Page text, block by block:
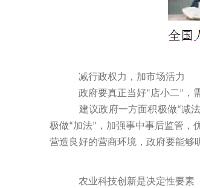
减行政权力，加市场活力
政府要真正当好“店小二” ，
建议政府一方面积极做“减法
极做“加法” ，加强事中事后监管
营造良好的营商环境，政府要能够
农业科技创新是决定性要素